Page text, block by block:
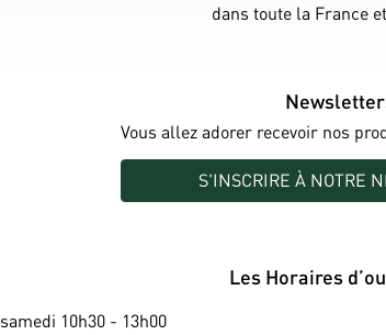
dans toute la France
Vous allez adorer recevoir nos
S'INSCRIRE À NOTRE
Les Horaires
samedi 10h30 - 13h00